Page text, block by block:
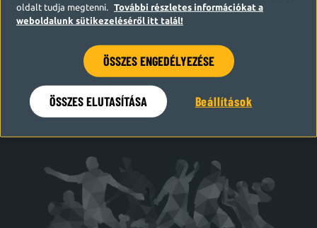
Hamarosan visszatérünk
oldalt tudja megtenni.
További részletes információkat a
weboldalunk sütikezeléséről itt talál!
ÖSSZES ENGEDÉLYEZÉSE
ÖSSZES ELUTASÍTÁSA Beállítások